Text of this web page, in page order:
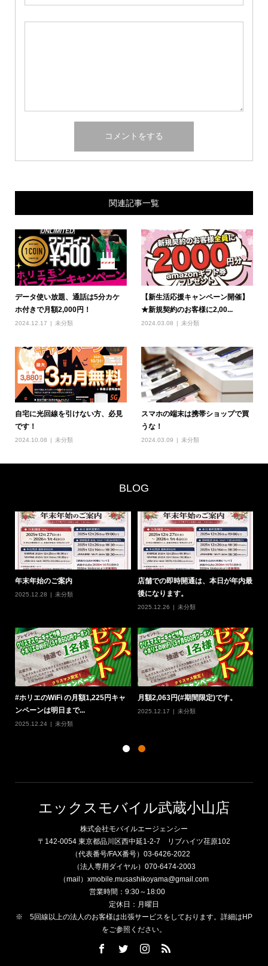
関連記事一覧
データ使い放題、通話は5分カケ
ホ付きで月額2,000円！
2024.12.17 未分類
【新生活応援キャンペーン開催】
★新規契約のお客様に2,00...
2024.03.08 未分類
自宅に光回線を引けない方、必見
です！
2024.10.08 未分類
スマホの端末は携帯ショップで買
うな！
2024.03.09 未分類
BLOG
年末年始のご案内
2025.12.28 未分類
店舗での即時開通は、本日が年内最
後になります。
2025.12.26 未分類
#ホリエのWiFi の月額1,225円キャ
ンペーンは明日まで...
2025.12.24 未分類
月額2,063円(#期間限定)です。
2025.12.17 未分類
エックスモバイル武蔵小山店
株式会社モバイルエージェンシー
〒142-0054 東京都品川区西中延1-2-7 リブハイツ荏原102
（代表番号/FAX番号）03-6426-2022
（法人専用ダイヤル）070-6474-2003
（mail）xmobile.musashikoyama@gmail.com
営業時間：9:30～18:00
定休日：月曜日
※ 5回線以上の法人のお客様は出張サービスをしております。詳細はHP
をご参照ください。